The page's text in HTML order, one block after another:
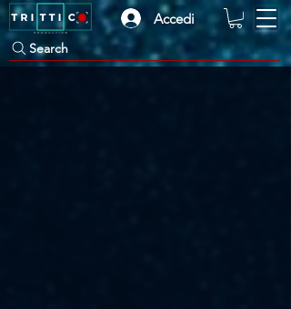
Accedi
Search